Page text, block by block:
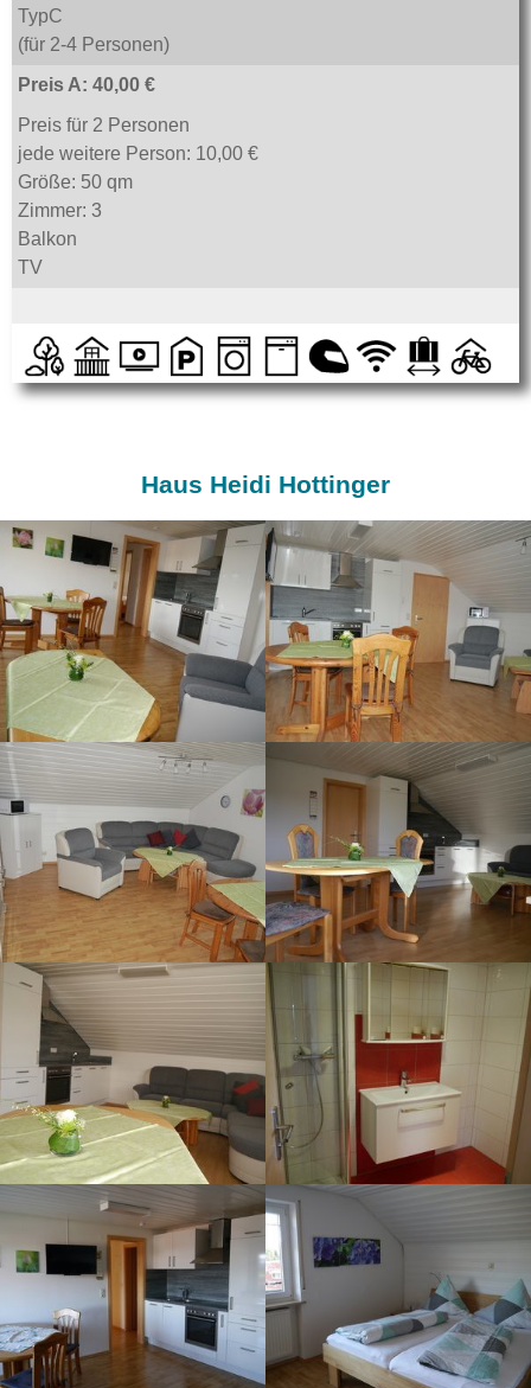
TypC
(für 2-4 Personen)
Preis A: 40,00 €
Preis für 2 Personen
jede weitere Person: 10,00 €
Größe: 50 qm
Zimmer: 3
Balkon
TV
Haus Heidi Hottinger